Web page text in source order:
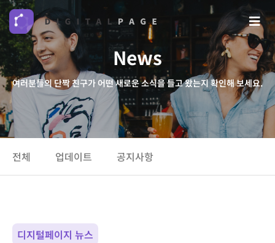
News
여러분들의 단짝 친구가 어떤 새로운 소식을 들고 왔는지 확인해 보세요.
전체 업데이트 공지사항
디지털페이지 뉴스